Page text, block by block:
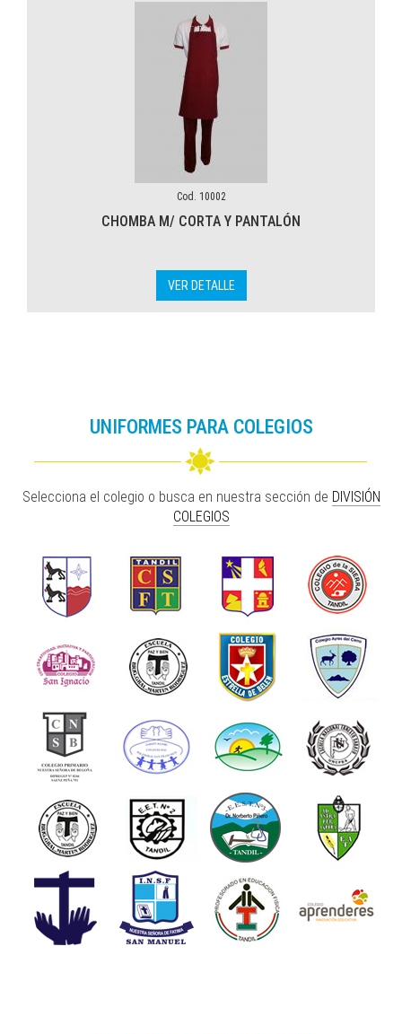
Cod. 10002
CHOMBA M/ CORTA Y PANTALÓN
VER DETALLE
UNIFORMES PARA COLEGIOS
Selecciona el colegio o busca en nuestra sección de DIVISIÓN
COLEGIOS